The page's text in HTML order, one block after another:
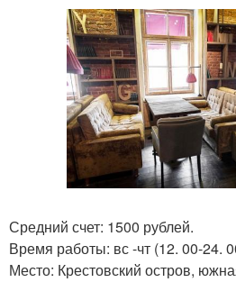
Средний счет: 1500 рублей.
Время работы: вс -чт (12. 00-24.
Место: Крестовский остров,